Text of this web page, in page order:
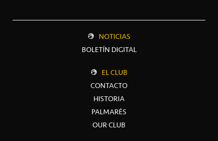
NOTICIAS
BOLETÍN DIGITAL
EL CLUB
CONTACTO
HISTORIA
PALMARÉS
OUR CLUB